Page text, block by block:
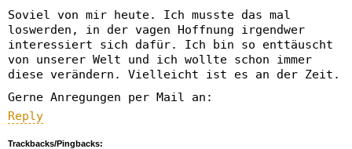
Soviel von mir heute. Ich musste das mal
loswerden, in der vagen Hoffnung irgendwer
interessiert sich dafür. Ich bin so enttäuscht
von unserer Welt und ich wollte schon immer
diese verändern. Vielleicht ist es an der Zeit.
Gerne Anregungen per Mail an:
Reply
Trackbacks/Pingbacks: